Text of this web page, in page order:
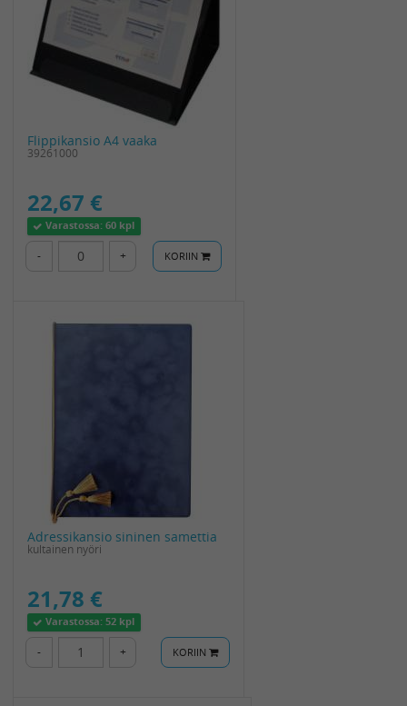
Flippikansio A4 vaaka
39261000
22,67 €
Varastossa:60 kpl
- + KORIIN
Adressikansio sininen samettia
kultainen nyöri
21,78 €
Varastossa:52 kpl
- + KORIIN